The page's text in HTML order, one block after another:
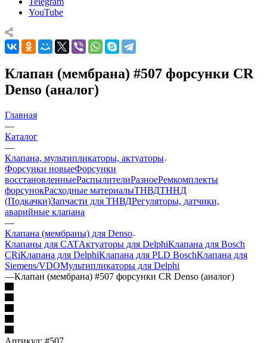
YouTube
Клапан (мембрана) #507 форсунки CR
Denso (аналог)
Главная
—
Каталог
—
Клапана, мультипликаторы, актуаторы
Форсунки новыеФорсунки
восстановленныеРаспылителиРазноеРемкомплекты
форсунокРасходные материалыТНВДТННД
(Подкачки)Запчасти для ТНВДРегуляторы, датчики,
аварийные клапана
—
Клапана (мембраны) для Denso
Клапаны для CATАктуаторы для DelphiКлапана для Bosch
CRiКлапана для DelphiКлапана для PLD BoschКлапана для
Siemens/VDOМультипликаторы для Delphi
—Клапан (мембрана) #507 форсунки CR Denso (аналог)
Артикул: #507